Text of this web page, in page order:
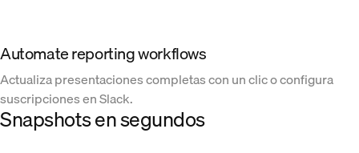
Automate reporting workflows
Actualiza presentaciones completas con un clic o configura
suscripciones en Slack.
Snapshots en segundos